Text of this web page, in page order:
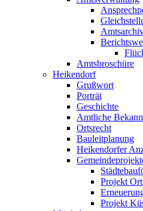
Amtsbroschüre
Heikendorf
Grußwort
Porträt
Geschichte
Amtliche
Ortsrecht
Bauleitplanung
Heikendorfer
Projekt
Projekt